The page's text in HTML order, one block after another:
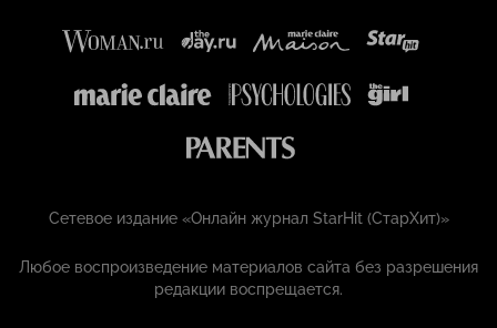
Сетевое издание «Онлайн журнал StarHit (СтарХит)»
Любое воспроизведение материалов сайта без разрешения
редакции воспрещается.